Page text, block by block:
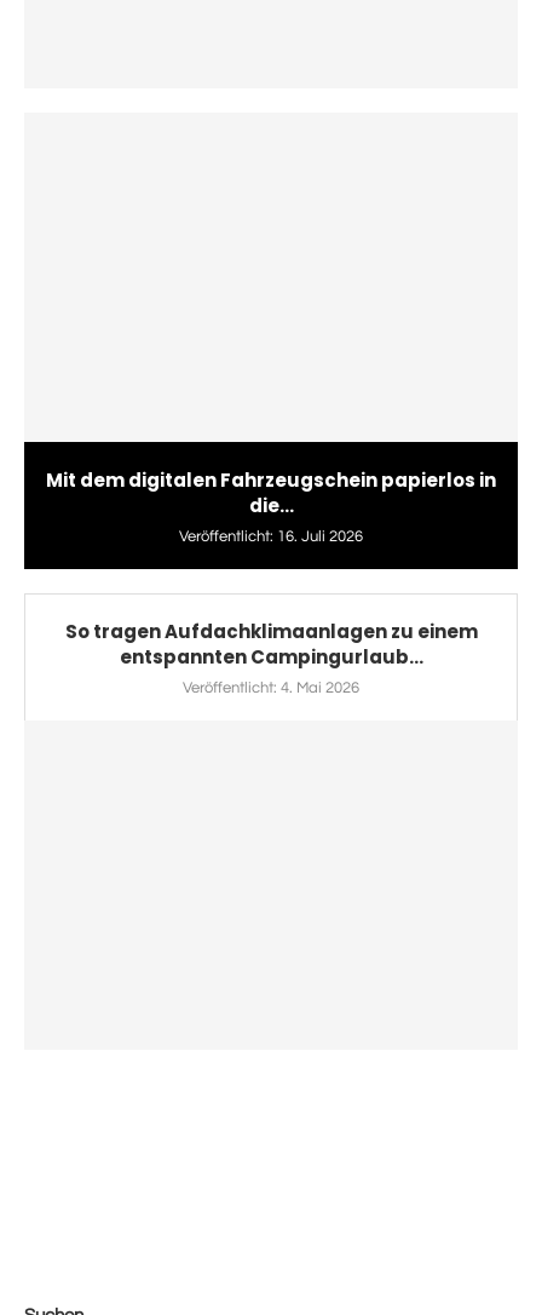
Mit dem digitalen Fahrzeugschein papierlos in
die...
Veröffentlicht: 16. Juli 2026
So tragen Aufdachklimaanlagen zu einem
entspannten Campingurlaub...
Veröffentlicht: 4. Mai 2026